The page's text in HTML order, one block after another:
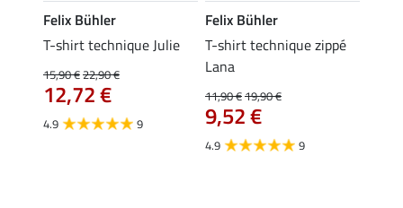
Felix Bühler
T-shirt technique Julie
15,90 €22,90 €
12,72 €
4.9 9
Felix Bühler
T-shirt technique zippé
Lana
11,90 €19,90 €
9,52 €
4.9 9